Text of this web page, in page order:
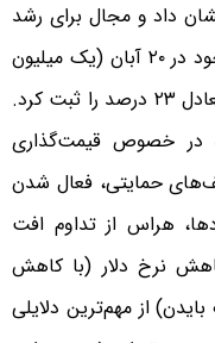
داد و مجال برای رشد
بیشتر نیافت و با شکست کف پیشین خود در ۲۰ آبان (یک میلیون
و ۲۱۱ هزار واحد) تا پایان دی‌ماه افتی معادل ۲۳ درصد را ثبت کرد.
در خصوص قیمت‌گذاری
حمایتی، فعال شدن
هراس از تداوم افت
نرخ دلار (با کاهش
از مهم‌ترین دلایلی